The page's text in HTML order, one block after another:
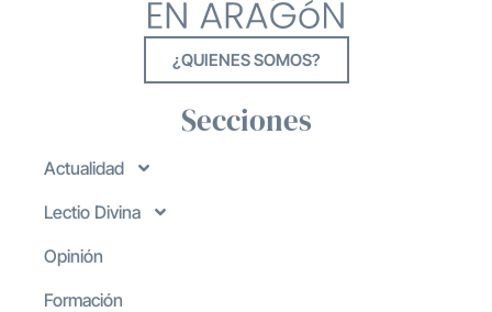
¿QUIENES SOMOS?
Secciones
Actualidad
Lectio Divina
Opinión
Formación